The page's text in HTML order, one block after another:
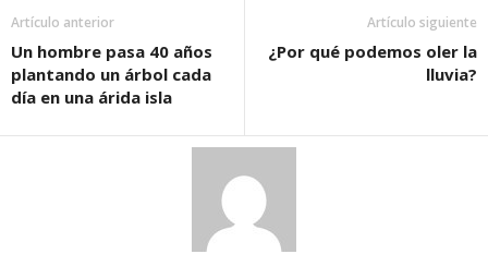
Artículo anterior
Un hombre pasa 40 años
plantando un árbol cada
día en una árida isla
Artículo siguiente
¿Por qué podemos oler la
lluvia?